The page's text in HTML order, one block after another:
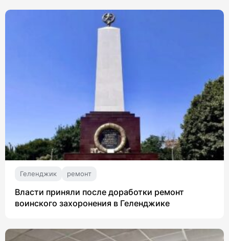
Геленджик ремонт
Власти приняли после доработки ремонт
воинского захоронения в Геленджике